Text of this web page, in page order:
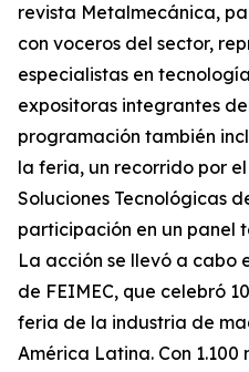
revista Metalmecánica,
con voceros del sector,
especialistas en
expositoras integrantes
programación también
la feria, un recorrido por
Soluciones Tecnológicas
participación en un panel
La acción se llevó a cabo
de FEIMEC, que celebró
feria de la industria de
América Latina. Con